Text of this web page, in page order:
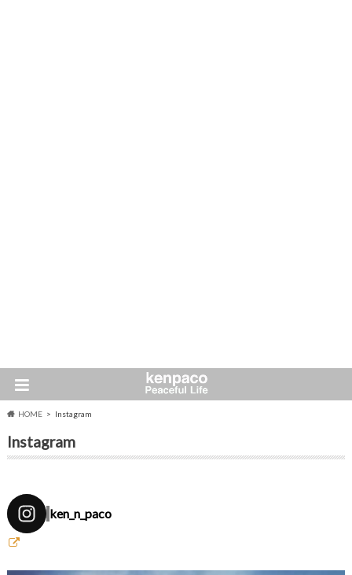
HOME Instagram
Instagram
ken_n_paco